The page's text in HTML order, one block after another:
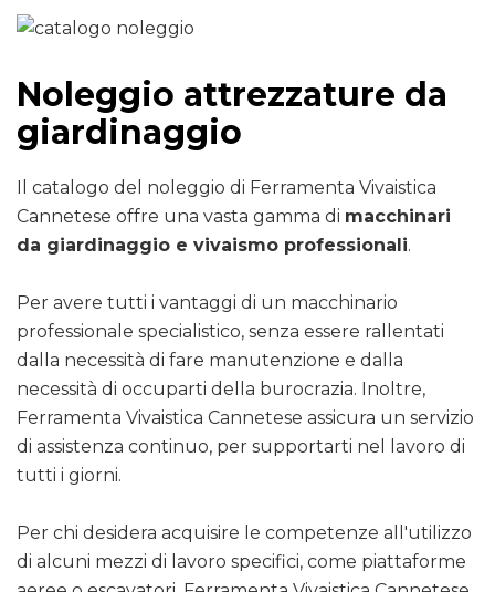
Noleggio attrezzature da
giardinaggio
Il catalogo del noleggio di Ferramenta Vivaistica
Cannetese offre una vasta gamma di macchinari
da giardinaggio e vivaismo professionali.
Per avere tutti i vantaggi di un macchinario
professionale specialistico, senza essere rallentati
dalla necessità di fare manutenzione e dalla
necessità di occuparti della burocrazia. Inoltre,
Ferramenta Vivaistica Cannetese assicura un servizio
di assistenza continuo, per supportarti nel lavoro di
tutti i giorni.
Per chi desidera acquisire le competenze all'utilizzo
di alcuni mezzi di lavoro specifici, come piattaforme